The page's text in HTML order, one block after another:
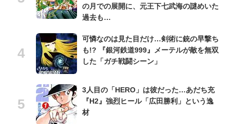
の月での展開に、元王下七武海の謎めいた
過去も…
可憐なのは見た目だけ…剣術に銃の早撃ち
も!? 『銀河鉄道999』メーテルが敵を無双
した「ガチ戦闘シーン」
3人目の「HERO」は彼だった…あだち充
『H2』強烈ヒール「広田勝利」という逸
材